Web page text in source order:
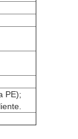
PE);